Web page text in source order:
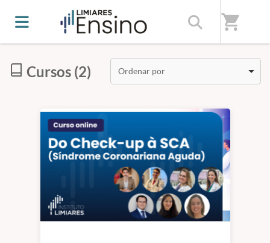
shopping_cart
Início/Categorias Cardiologia
Cursos (2) Ordenar por